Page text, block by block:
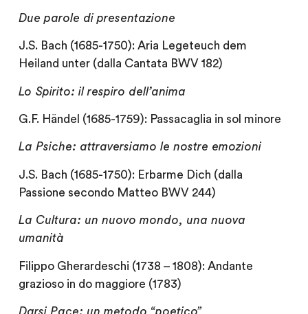
Due parole di presentazione
J.S. Bach (1685-1750): Aria Legeteuch dem
Heiland unter (dalla Cantata BWV 182)
Lo Spirito: il respiro dell’anima
G.F. Händel (1685-1759): Passacaglia in sol minore
La Psiche: attraversiamo le nostre emozioni
J.S. Bach (1685-1750): Erbarme Dich (dalla
Passione secondo Matteo BWV 244)
La Cultura: un nuovo mondo, una nuova
umanità
Filippo Gherardeschi (1738 – 1808): Andante
grazioso in do maggiore (1783)
Darsi Pace: un metodo “poetico”